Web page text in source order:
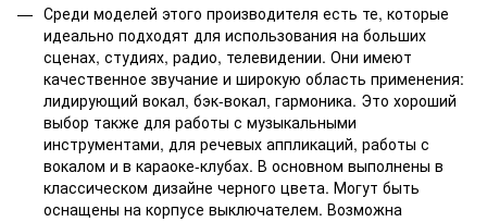
Среди моделей этого производителя есть те, которые
идеально подходят для использования на больших
сценах, студиях, радио, телевидении. Они имеют
качественное звучание и широкую область применения:
лидирующий вокал, бэк-вокал, гармоника. Это хороший
выбор также для работы с музыкальными
инструментами, для речевых аппликаций, работы с
вокалом и в караоке-клубах. В основном выполнены в
классическом дизайне черного цвета. Могут быть
оснащены на корпусе выключателем. Возможна